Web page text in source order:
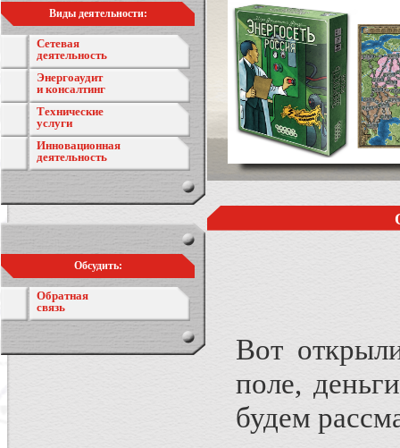
Виды деятельности:
Сетевая
деятельность
Энергоаудит
и консалтинг
Технические
услуги
Инновационная
деятельность
Обсудить:
Обратная
связь
Вот
поле,
будем